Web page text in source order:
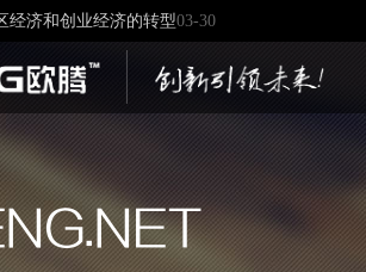
经济和创业经济的转型
03-17
济南欧腾文化传媒有限公司，新版网站正式开通！ 03-12
流服务 01-09